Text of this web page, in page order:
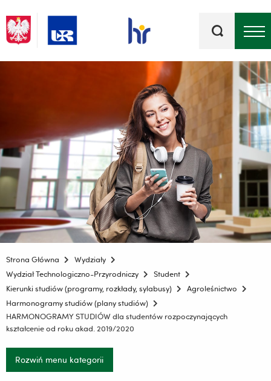
kluczowe
Strona Główna
Wydziały
Wydział Technologiczno-Przyrodniczy
Student
Kierunki studiów (programy, rozkłady, sylabusy)
Agroleśnictwo
Harmonogramy studiów (plany studiów)
HARMONOGRAMY STUDIÓW dla studentów rozpoczynających
kształcenie od roku akad. 2019/2020
Rozwiń menu kategorii